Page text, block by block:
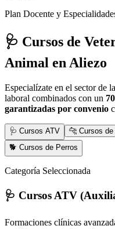
Plan Docente y
🩺 Cursos de
Animal en Aliezo
Especialízate en el sector de
laboral combinados con un
garantizadas por convenio
🩺 Cursos ATV 🐆 Cursos de
🐕 Cursos de Perros
Categoría Seleccionada
🩺 Cursos ATV
Formaciones clínicas